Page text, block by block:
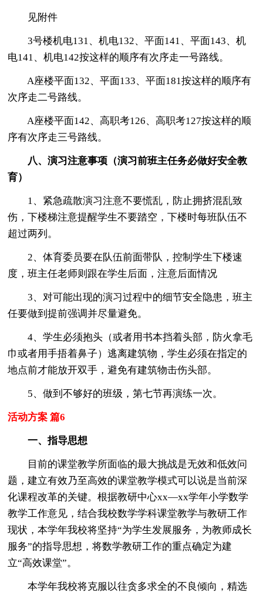
见附件
3号楼机电131、机电132、平面141、平面143、机
电141、机电142按这样的顺序有次序走一号路线。
A座楼平面132、平面133、平面181按这样的顺序有
次序走二号路线。
A座楼平面142、高职考126、高职考127按这样的顺
序有次序走三号路线。
八、演习注意事项（演习前班主任务必做好安全教
育）
1、紧急疏散演习注意不要慌乱，防止拥挤混乱致
伤，下楼梯注意提醒学生不要踏空，下楼时每班队伍不
超过两列。
2、体育委员要在队伍前面带队，控制学生下楼速
度，班主任老师则跟在学生后面，注意后面情况
3、对可能出现的演习过程中的细节安全隐患，班主
任要做到提前强调并尽量避免。
4、学生必须抱头（或者用书本挡着头部，防火拿毛
巾或者用手捂着鼻子）逃离建筑物，学生必须在指定的
地点前才能放开双手，避免有建筑物击伤头部。
5、做到不够好的班级，第七节再演练一次。
活动方案 篇6
一、指导思想
目前的课堂教学所面临的最大挑战是无效和低效问
题，建立有效乃至高效的课堂教学模式可以说是当前深
化课程改革的关键。根据教研中心xx—xx学年小学数学
教学工作意见，结合我校数学学科课堂教学与教研工作
现状，本学年我校将坚持“为学生发展服务，为教师成长
服务”的指导思想，将数学教研工作的重点确定为建
立“高效课堂”。
本学年我校将克服以往贪多求全的不良倾向，精选